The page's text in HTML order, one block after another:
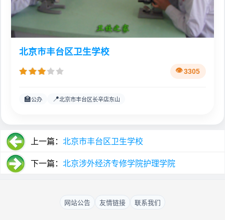
北京市丰台区卫生学校
3305
🏫公办 📍北京市丰台区长辛店东山
上一篇： 北京市丰台区卫生学校
下一篇： 北京涉外经济专修学院护理学院
网站公告 友情链接 联系我们